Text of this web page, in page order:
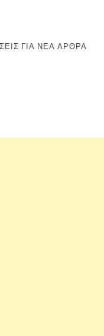
ΓΙΑ ΝΈΑ ΆΡΘΡΑ